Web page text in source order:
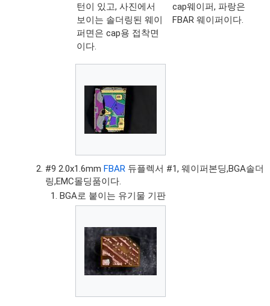
턴이 있고, 사진에서
보이는 솔더링된 웨이
퍼면은 cap용 접착면
이다.
cap웨이퍼, 파랑은
FBAR 웨이퍼이다.
#9 2.0x1.6mmFBAR 듀플렉서 #1, 웨이퍼본딩,BGA솔더
링,EMC몰딩품이다.
BGA로 붙이는 유기물 기판